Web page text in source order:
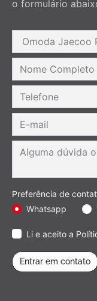
o formulário
Preferência de
Whatsapp
Li e aceito a
Entrar em contato